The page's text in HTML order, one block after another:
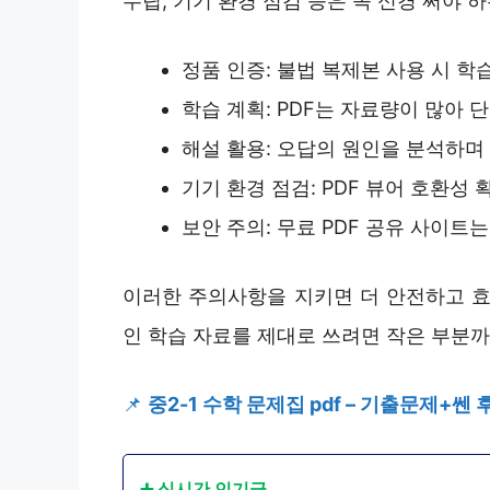
정품 인증: 불법 복제본 사용 시 학
학습 계획: PDF는 자료량이 많아
해설 활용: 오답의 원인을 분석하
기기 환경 점검: PDF 뷰어 호환성
보안 주의: 무료 PDF 공유 사이트
이러한 주의사항을 지키면 더 안전하고
인 학습 자료를 제대로 쓰려면 작은 부분
📌 중2-1 수학 문제집 pdf – 기출문제+쎈